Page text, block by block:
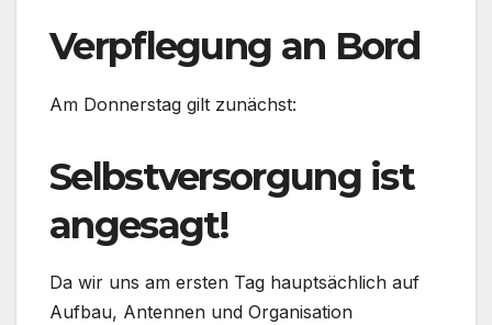
Verpflegung an Bord
Am Donnerstag gilt zunächst:
Selbstversorgung ist
angesagt!
Da wir uns am ersten Tag hauptsächlich auf
Aufbau, Antennen und Organisation